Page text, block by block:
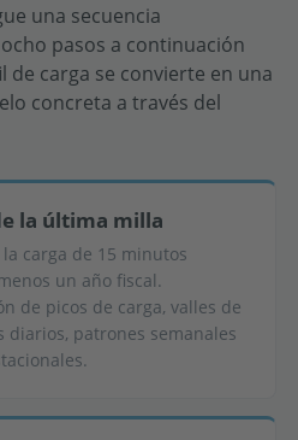
una secuencia
pasos a continuación
carga se convierte en una
concreta a través del
la última milla
carga de 15 minutos
un año fiscal.
de picos de carga, valles de
diarios, patrones semanales